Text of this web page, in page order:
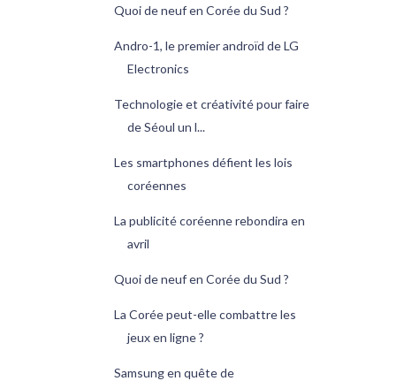
Quoi de neuf en Corée du Sud ?
Andro-1, le premier androïd de LG
Electronics
Technologie et créativité pour faire
de Séoul un l...
Les smartphones défient les lois
coréennes
La publicité coréenne rebondira en
avril
Quoi de neuf en Corée du Sud ?
La Corée peut-elle combattre les
jeux en ligne ?
Samsung en quête de